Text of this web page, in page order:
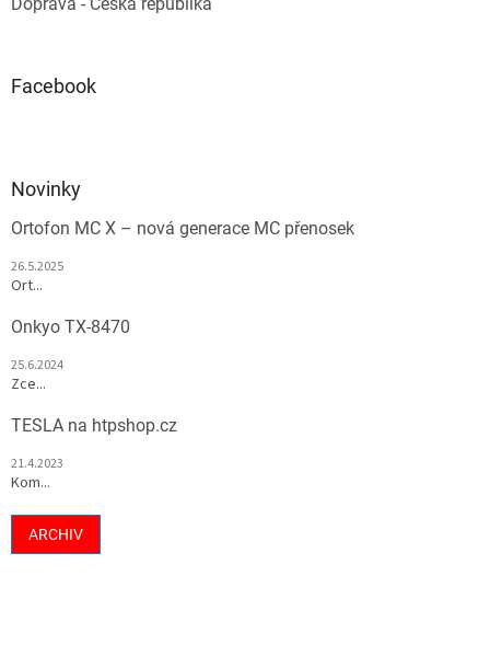
Facebook
Novinky
Ortofon MC X – nová generace MC přenosek
26.5.2025
Ort...
Onkyo TX-8470
25.6.2024
Zce...
TESLA na htpshop.cz
21.4.2023
Kom...
ARCHIV